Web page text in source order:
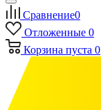
Сравнение0
Отложенные 0
Корзина пуста 0